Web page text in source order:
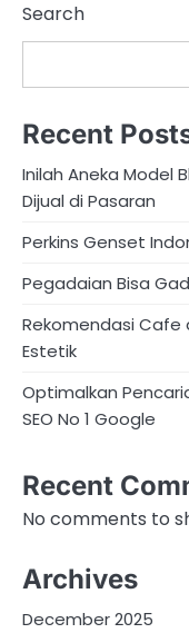
Search
Recent
Inilah Aneka Model
Dijual di Pasaran
Perkins Genset
Pegadaian Bisa
Rekomendasi Cafe
Estetik
Optimalkan
SEO No 1 Google
Recent
No comments to
Archives
December 2025